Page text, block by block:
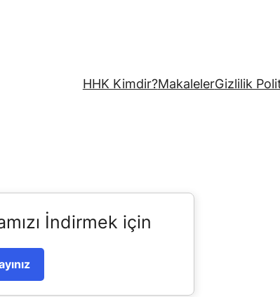
HHK Kimdir?MakalelerGizlilik
İndirmek için